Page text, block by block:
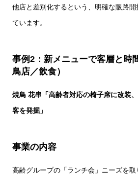
他店と差別化するという、明確な販路
ています。
事例2：新メニューで客層と時
鳥店／飲食）
焼鳥 花串「高齢者対応の椅子席に改装
客を発掘」
事業の内容
高齢グループの「ランチ会」ニーズを